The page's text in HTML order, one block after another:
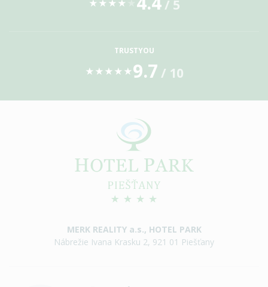
★ ★ ★ ★ / 5
TRUSTYOU
★ ★ ★ ★ ★ 9.7 / 10
MERK REALITY a.s., HOTEL PARK
Nábrežie Ivana Krasku 2, 921 01 Piešťany